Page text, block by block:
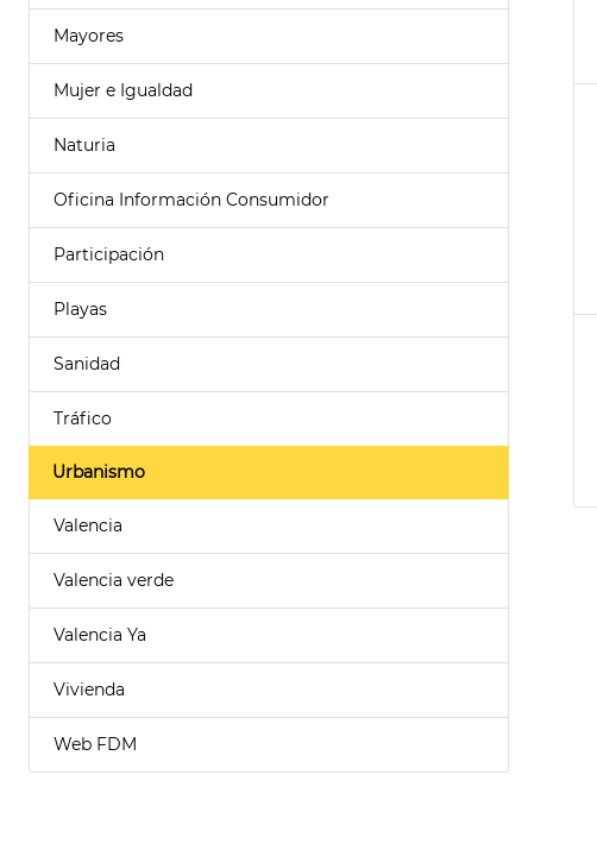
Mayores
Mujer e Igualdad
Naturia
Oficina Información Consumidor
Participación
Playas
Sanidad
Tráfico
Urbanismo
Valencia
Valencia verde
Valencia Ya
Vivienda
Web FDM